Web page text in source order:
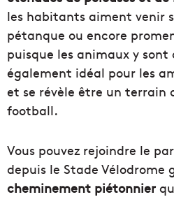
les habitants aiment venir
pétanque ou encore
puisque les animaux y sont
également idéal pour les
et se révèle être un terrain
football.
Vous pouvez rejoindre le
depuis le Stade Vélodrome
cheminement piétonnier